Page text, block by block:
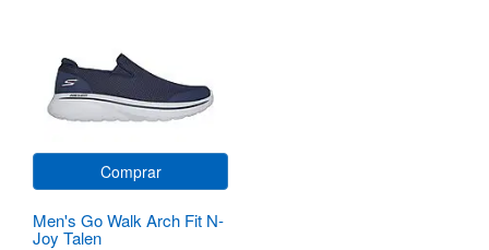
Comprar
Men's Go Walk Arch Fit N-
Joy Talen